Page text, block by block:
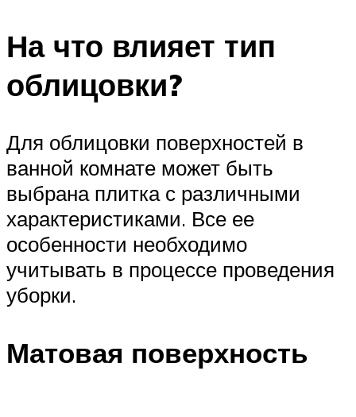
На что влияет тип
облицовки?
Для облицовки поверхностей в
ванной комнате может быть
выбрана плитка с различными
характеристиками. Все ее
особенности необходимо
учитывать в процессе проведения
уборки.
Матовая поверхность